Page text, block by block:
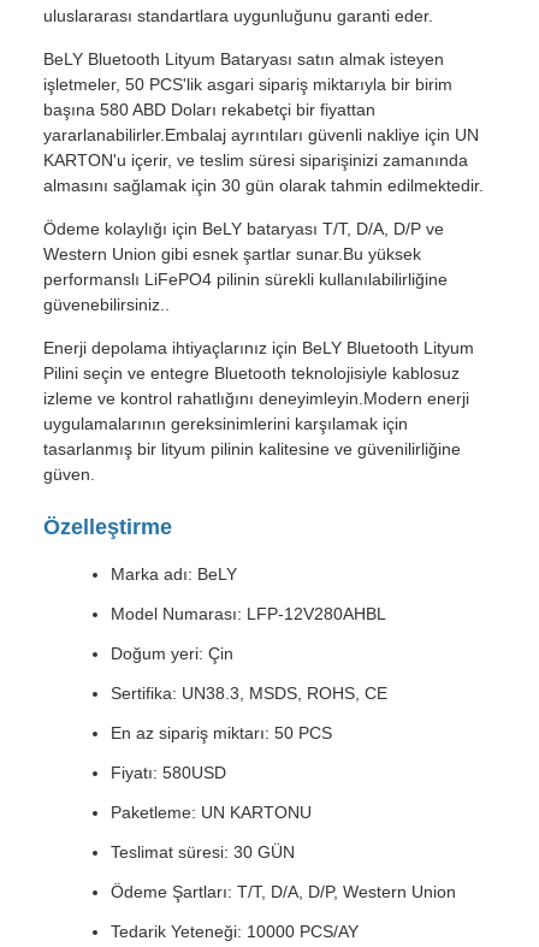
uluslararası standartlara uygunluğunu garanti eder.
BeLY Bluetooth Lityum Bataryası satın almak isteyen
işletmeler, 50 PCS'lik asgari sipariş miktarıyla bir birim
başına 580 ABD Doları rekabetçi bir fiyattan
yararlanabilirler.Embalaj ayrıntıları güvenli nakliye için UN
KARTON'u içerir, ve teslim süresi siparişinizi zamanında
almasını sağlamak için 30 gün olarak tahmin edilmektedir.
Ödeme kolaylığı için BeLY bataryası T/T, D/A, D/P ve
Western Union gibi esnek şartlar sunar.Bu yüksek
performanslı LiFePO4 pilinin sürekli kullanılabilirliğine
güvenebilirsiniz..
Enerji depolama ihtiyaçlarınız için BeLY Bluetooth Lityum
Pilini seçin ve entegre Bluetooth teknolojisiyle kablosuz
izleme ve kontrol rahatlığını deneyimleyin.Modern enerji
uygulamalarının gereksinimlerini karşılamak için
tasarlanmış bir lityum pilinin kalitesine ve güvenilirliğine
güven.
Özelleştirme
Marka adı: BeLY
Model Numarası: LFP-12V280AHBL
Doğum yeri: Çin
Sertifika: UN38.3, MSDS, ROHS, CE
En az sipariş miktarı: 50 PCS
Fiyatı: 580USD
Paketleme: UN KARTONU
Teslimat süresi: 30 GÜN
Ödeme Şartları: T/T, D/A, D/P, Western Union
Tedarik Yeteneği: 10000 PCS/AY